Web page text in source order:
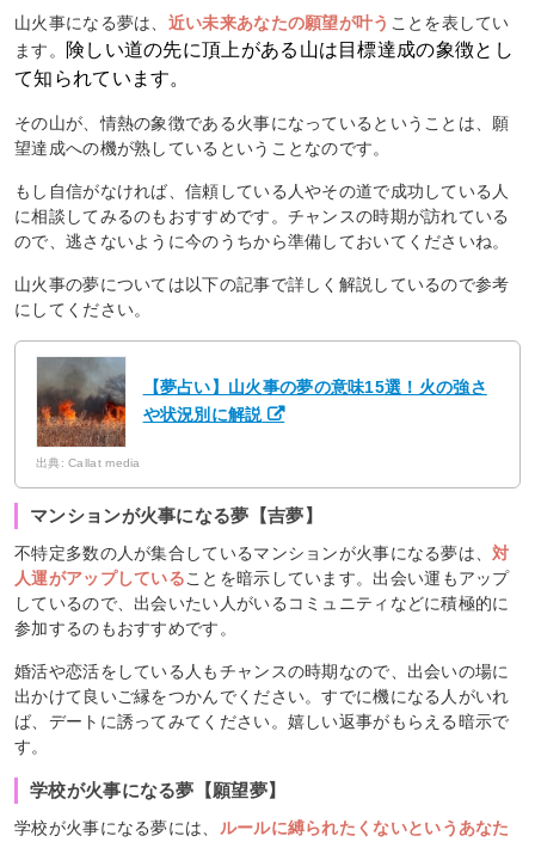
山火事になる夢は、 近い未来あなたの願望が叶う ことを表してい
ます。
険しい道の先に頂上がある山は目標達成の象徴とし
て知られています。
その山が、情熱の象徴である火事になっているということは、願
望達成への機が熟しているということなのです。
もし自信がなければ、信頼している人やその道で成功している人
に相談してみるのもおすすめです。チャンスの時期が訪れている
ので、逃さないように今のうちから準備しておいてくださいね。
山火事の夢については以下の記事で詳しく解説しているので参考
にしてください。
【夢占い】山火事の夢の意味15選！火の強さ
や状況別に解説
出典: Callat media
マンションが火事になる夢【吉夢】
不特定多数の人が集合しているマンションが火事になる夢は、対
人運がアップしていることを暗示しています。出会い運もアップ
しているので、出会いたい人がいるコミュニティなどに積極的に
参加するのもおすすめです。
婚活や恋活をしている人もチャンスの時期なので、出会いの場に
出かけて良いご縁をつかんでください。すでに機になる人がいれ
ば、デートに誘ってみてください。嬉しい返事がもらえる暗示で
す。
学校が火事になる夢【願望夢】
学校が火事になる夢には、 ルールに縛られたくないというあなた